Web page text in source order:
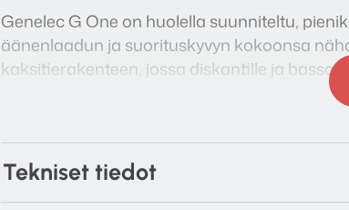
Genelec G One on huolella suunniteltu,
äänenlaadun ja suorituskyvyn kokoonsa
kaksitierakenteen, jossa diskantille ja
mahdollistaa puhtaan, tarkan ja
taajuusalueella ja yltää jopa 96 dB:n
kokoisekseen.
Tekniset tiedot